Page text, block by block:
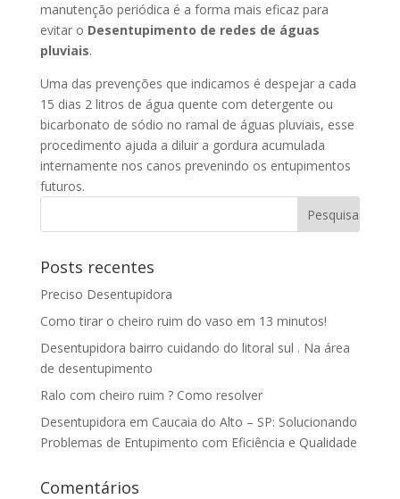
manutenção periódica é a forma mais eficaz para
evitar o Desentupimento de redes de águas
pluviais.
Uma das prevenções que indicamos é despejar a cada
15 dias 2 litros de água quente com detergente ou
bicarbonato de sódio no ramal de águas pluviais, esse
procedimento ajuda a diluir a gordura acumulada
internamente nos canos prevenindo os entupimentos
futuros.
Posts recentes
Preciso Desentupidora
Como tirar o cheiro ruim do vaso em 13 minutos!
Desentupidora bairro cuidando do litoral sul . Na área
de desentupimento
Ralo com cheiro ruim ? Como resolver
Desentupidora em Caucaia do Alto – SP: Solucionando
Problemas de Entupimento com Eficiência e Qualidade
Comentários